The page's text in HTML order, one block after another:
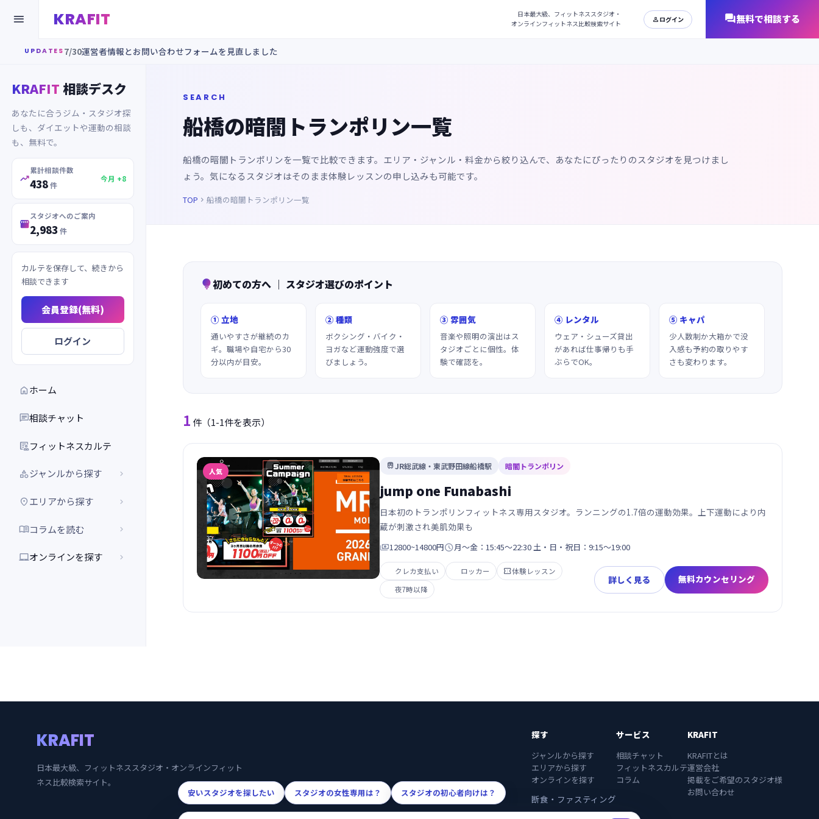
KRAFIT 日本最大級、フィットネススタジオ・
オンラインフィットネス比較検索サイト

UPDATES 7/30運営者情報とお問い合わせフォームを見直しました
KRAFIT 相談デスク
あなたに合うジム・スタジオ探
しも、ダイエットや運動の相談
も、無料で。

累計相談件数
438件
今月 +8

スタジオへのご案内
2,983 件
カルテを保存して、続きから
相談できます
会員登録(無料)
ログイン
ホーム
相談チャット
フィットネスカルテ
ジャンルから探す 
エリアから探す 
コラムを読む 
オンラインを探す 
SEARCH
船橋の暗闇トランポリン一覧
船橋の暗闇トランポリンを一覧で比較できます。エリア・ジャンル・料金から絞り込んで、あなたにぴったりのスタジオを見つけまし
ょう。気になるスタジオはそのまま体験レッスンの申し込みも可能です。
TOP  船橋の暗闇トランポリン一覧
初めての方へ ｜ スタジオ選びのポイント
① 立地
通いやすさが継続のカ
ギ。職場や自宅から30
分以内が目安。
② 種類
ボクシング・バイク・
ヨガなど運動強度で選
びましょう。
③ 雰囲気
音楽や照明の演出はス
タジオごとに個性。体
験で確認を。
④ レンタル
ウェア・シューズ貸出
があれば仕事帰りも手
ぶらでOK。
⑤ キャパ
少人数制か大箱かで没
入感も予約の取りやす
さも変わります。
1 件（1-1件を表示）
人気
JR総武線・東武野田線船橋駅 暗闇トランポリン
jump one Funabashi
日本初のトランポリンフィットネス専用スタジオ。ランニングの1.7倍の運動効果。上下運動により内
蔵が刺激され美肌効果も
12800~14800円月～金：15:45～22:30 土・日・祝日：9:15～19:00
クレカ支払い ロッカー 体験レッスン
夜7時以降
詳しく見る 無料カウンセリング
KRAFIT
日本最大級、フィットネススタジオ・オンラインフィット
ネス比較検索サイト。
探す
ジャンルから探す
エリアから探す
オンラインを探す
断食・ファスティング
サービス
相談チャット
フィットネスカルテ
コラム
KRAFIT
KRAFITとは
運営会社
掲載をご希望のスタジオ様
お問い合わせ
安いスタジオを探したい スタジオの女性専用は？ スタジオの初心者向けは？